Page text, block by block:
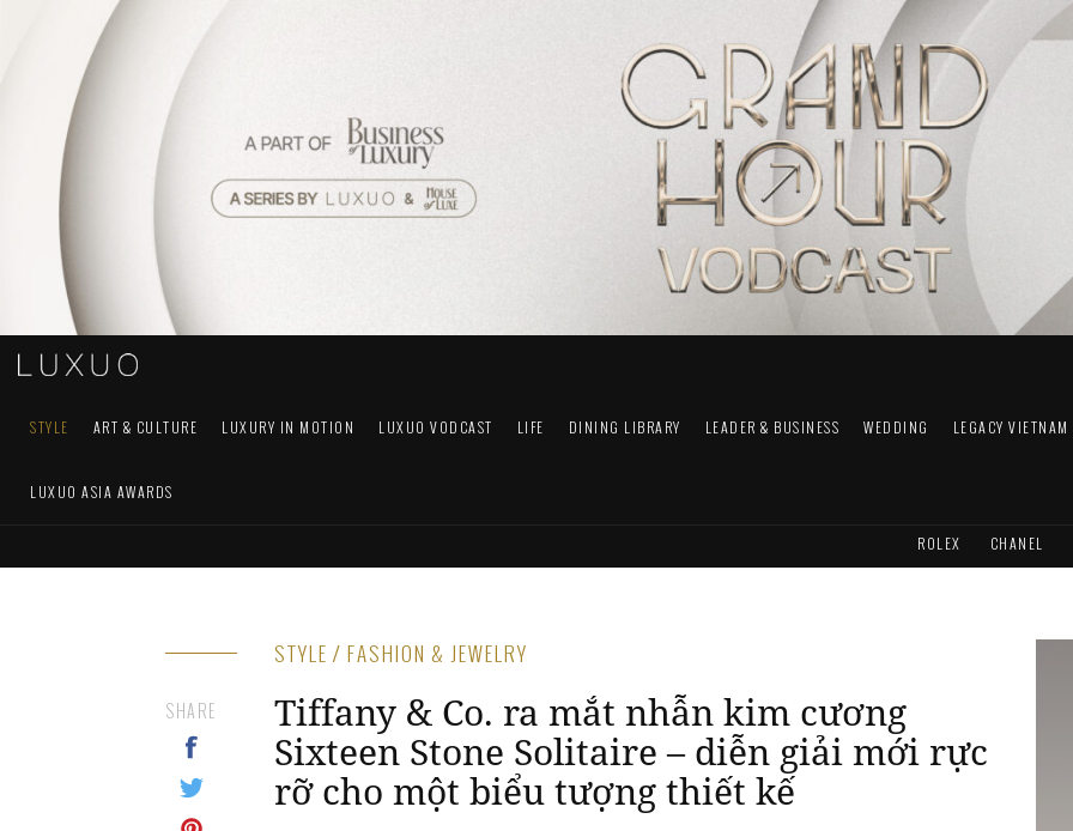
STYLE ART & CULTURE LUXURY IN MOTION LUXUO VODCAST LIFE DINING LIBRARY LEADER & BUSINESS WEDDING LEGACY VIETNAM
LUXUO ASIA AWARDS
ROLEX CHANEL
STYLE / FASHION & JEWELRY
Tiffany & Co. ra mắt nhẫn kim cương
Sixteen Stone Solitaire – diễn giải mới rực
rỡ cho một biểu tượng thiết kế
SHARE